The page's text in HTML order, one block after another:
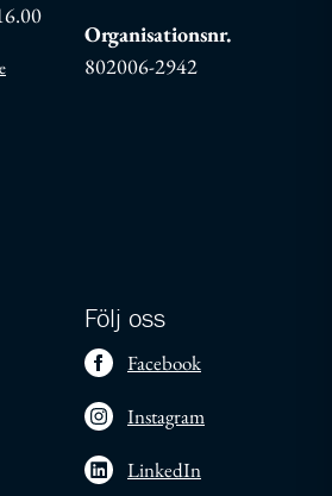
Organisationsnr.
802006-2942
Följ oss
Facebook
Instagram
LinkedIn